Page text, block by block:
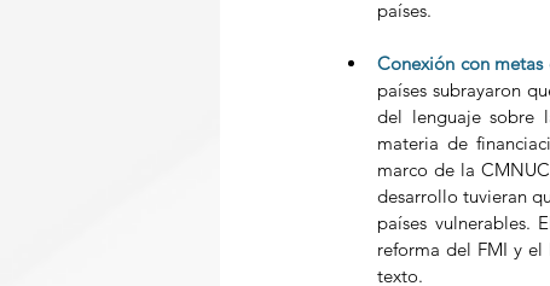
países.
Conexión con
países subrayaron
del lenguaje sobre
materia de
marco de la
desarrollo tuvieran
países vulnerables.
reforma del FMI y
texto.